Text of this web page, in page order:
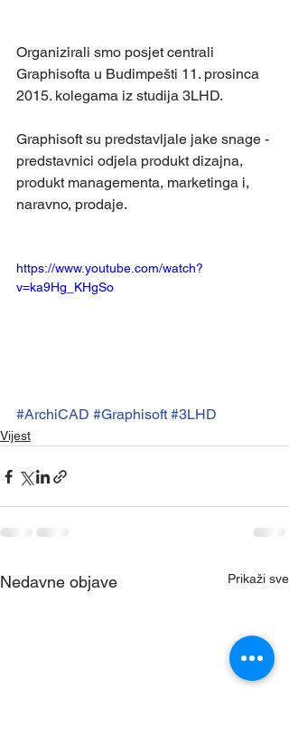
Organizirali smo posjet centrali
Graphisofta u Budimpešti 11. prosinca
2015. kolegama iz studija 3LHD.
Graphisoft su predstavljale jake snage -
predstavnici odjela produkt dizajna,
produkt managementa, marketinga i,
naravno, prodaje.
https://www.youtube.com/watch?
v=ka9Hg_KHgSo
#ArchiCAD #Graphisoft #3LHD
Vijest
Nedavne objave Prikaži sve